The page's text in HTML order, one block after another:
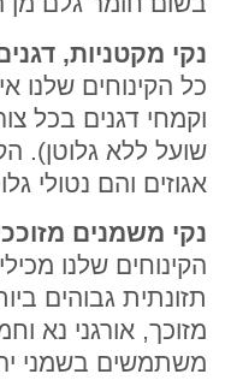
נקי מקטניות, דגנים
כל הקינוחים שלנו
וקמחי דגנים בכל
שועל ללא גלוטן).
אגוזים והם נטולי
נקי משמנים
הקינוחים שלנו
תזונתית גבוהים
מזוכך, אורגני נא
משתמשים בשמני